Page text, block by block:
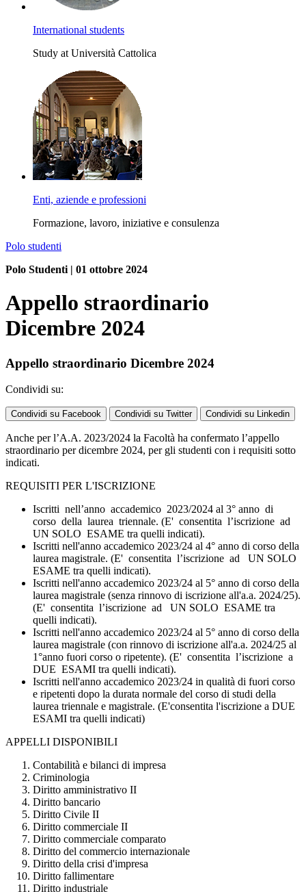
International students
Study at Università Cattolica
Enti, aziende e professioni
Formazione, lavoro, iniziative e consulenza
Polo studenti
Polo Studenti | 01 ottobre 2024
Appello straordinario
Dicembre 2024
Appello straordinario Dicembre 2024
Condividi su:
Condividi su Facebook Condividi su Twitter Condividi su Linkedin
Anche per l’A.A. 2023/2024 la Facoltà ha confermato l’appello
straordinario per dicembre 2024, per gli studenti con i requisiti sotto
indicati.
REQUISITI PER L'ISCRIZIONE
Iscritti nell’anno accademico 2023/2024 al 3° anno di
corso della laurea triennale. (E' consentita l’iscrizione ad
UN SOLO ESAME tra quelli indicati).
Iscritti nell'anno accademico 2023/24 al 4° anno di corso della
laurea magistrale. (E' consentita l’iscrizione ad UN SOLO
ESAME tra quelli indicati).
Iscritti nell'anno accademico 2023/24 al 5° anno di corso della
laurea magistrale (senza rinnovo di iscrizione all'a.a. 2024/25).
(E' consentita l’iscrizione ad UN SOLO ESAME tra
quelli indicati).
Iscritti nell'anno accademico 2023/24 al 5° anno di corso della
laurea magistrale (con rinnovo di iscrizione all'a.a. 2024/25 al
1°anno fuori corso o ripetente). (E' consentita l’iscrizione a
DUE ESAMI tra quelli indicati).
Iscritti nell'anno accademico 2023/24 in qualità di fuori corso
e ripetenti dopo la durata normale del corso di studi della
laurea triennale e magistrale. (E'consentita l'iscrizione a DUE
ESAMI tra quelli indicati)
APPELLI DISPONIBILI
Contabilità e bilanci di impresa
Criminologia
Diritto amministrativo II
Diritto bancario
Diritto Civile II
Diritto commerciale II
Diritto commerciale comparato
Diritto del commercio internazionale
Diritto della crisi d'impresa
Diritto fallimentare
Diritto industriale